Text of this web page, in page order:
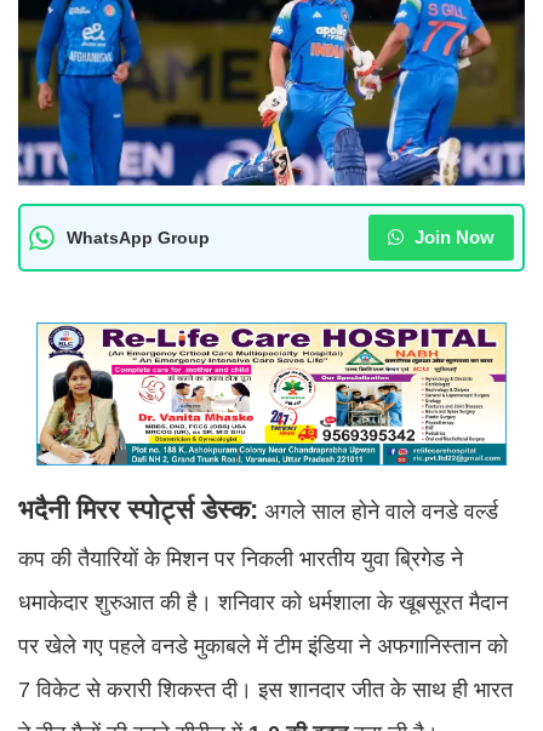
WhatsApp Group Join Now
भदैनी मिरर स्पोर्ट्स डेस्क: अगले साल होने वाले वनडे वर्ल्ड
कप की तैयारियों के मिशन पर निकली भारतीय युवा ब्रिगेड ने
धमाकेदार शुरुआत की है। शनिवार को धर्मशाला के खूबसूरत मैदान
पर खेले गए पहले वनडे मुकाबले में टीम इंडिया ने अफगानिस्तान को
7 विकेट से करारी शिकस्त दी। इस शानदार जीत के साथ ही भारत